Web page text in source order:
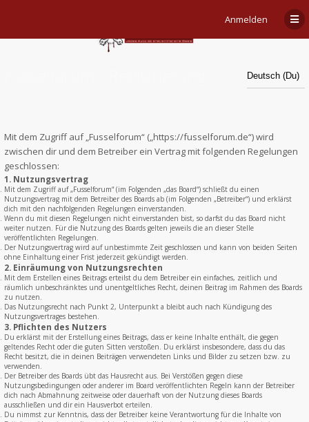
Anmelden
Mit dem Zugriff auf „Fusselforum“ („https://fusselforum.de“) wird
zwischen dir und dem Betreiber ein Vertrag mit folgenden Regelungen
geschlossen:
1. Nutzungsvertrag
Mit dem Zugriff auf „Fusselforum“ (im Folgenden „das Board“) schließt du einen
Nutzungsvertrag mit dem Betreiber des Boards ab (im Folgenden „Betreiber“) und erklärst
dich mit den nachfolgenden Regelungen einverstanden.
Wenn du mit diesen Regelungen nicht einverstanden bist, so darfst du das Board nicht
weiter nutzen. Für die Nutzung des Boards gelten jeweils die an dieser Stelle
veröffentlichten Regelungen.
Der Nutzungsvertrag wird auf unbestimmte Zeit geschlossen und kann von beiden Seiten
ohne Einhaltung einer Frist jederzeit gekündigt werden.
2. Einräumung von Nutzungsrechten
Mit dem Erstellen eines Beitrags erteilst du dem Betreiber ein einfaches, zeitlich und
räumlich unbeschränktes und unentgeltliches Recht, deinen Beitrag im Rahmen des Boards
zu nutzen.
Das Nutzungsrecht nach Punkt 2, Unterpunkt a bleibt auch nach Kündigung des
Nutzungsvertrages bestehen.
3. Pflichten des Nutzers
Du erklärst mit der Erstellung eines Beitrags, dass er keine Inhalte enthält, die gegen
geltendes Recht oder die guten Sitten verstoßen. Du erklärst insbesondere, dass du das
Recht besitzt, die in deinen Beiträgen verwendeten Links und Bilder zu setzen bzw. zu
verwenden.
Der Betreiber des Boards übt das Hausrecht aus. Bei Verstößen gegen diese
Nutzungsbedingungen oder anderer im Board veröffentlichten Regeln kann der Betreiber
dich nach Abmahnung zeitweise oder dauerhaft von der Nutzung dieses Boards
ausschließen und dir ein Hausverbot erteilen.
Du nimmst zur Kenntnis, dass der Betreiber keine Verantwortung für die Inhalte von